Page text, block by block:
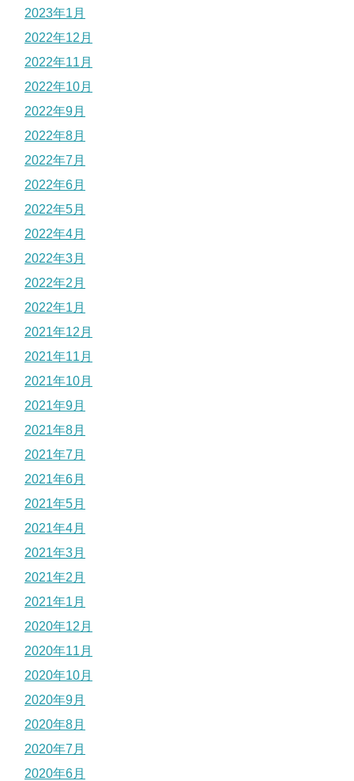
2023年1月
2022年12月
2022年11月
2022年10月
2022年9月
2022年8月
2022年7月
2022年6月
2022年5月
2022年4月
2022年3月
2022年2月
2022年1月
2021年12月
2021年11月
2021年10月
2021年9月
2021年8月
2021年7月
2021年6月
2021年5月
2021年4月
2021年3月
2021年2月
2021年1月
2020年12月
2020年11月
2020年10月
2020年9月
2020年8月
2020年7月
2020年6月